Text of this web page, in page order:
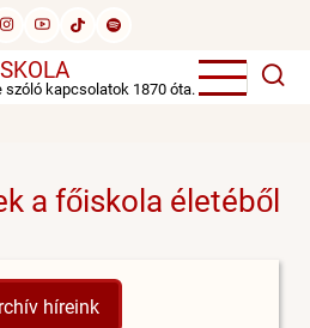
szóló kapcsolatok 1870 óta.
a főiskola életéből
híreink